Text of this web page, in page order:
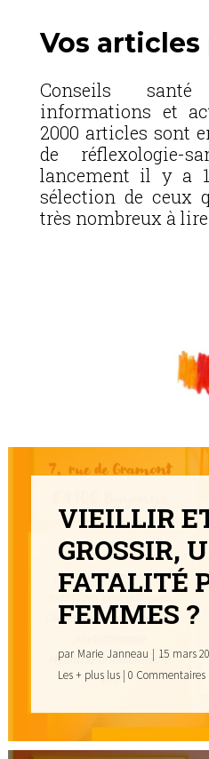
Vos
Conseils
informations et
2000 articles sont
de réflexologie-
lancement il y a
sélection de ceux
très nombreux à lire
VIEILLIR
GROSSIR,
FATALITÉ
FEMMES ?
par Marie Janneau | 15 mars
Les + plus lus | 0 Commentaires